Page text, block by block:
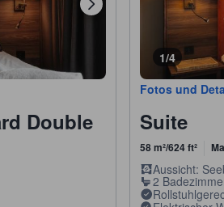
Double
1/4
Fotos und
Suite
58 m²/624 ft²
Aussicht:
2